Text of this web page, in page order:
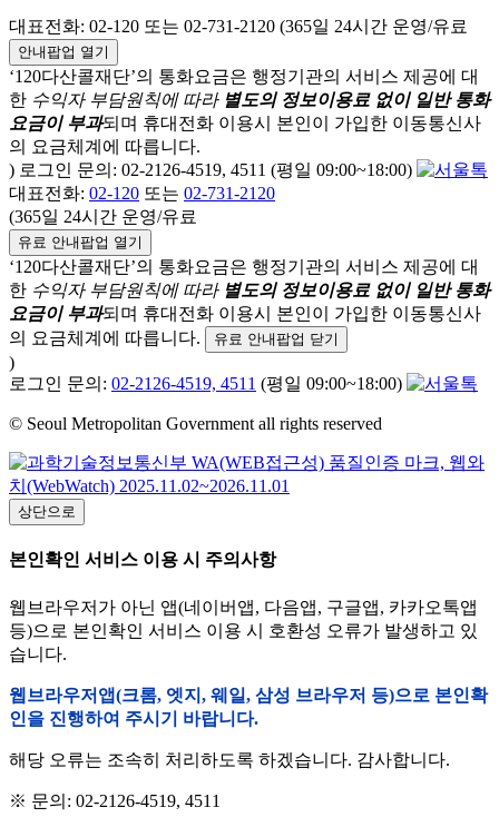
대표전화: 02-120 또는 02-731-2120 (365일 24시간 운영/유료
안내팝업 열기
‘120다산콜재단’의 통화요금은 행정기관의 서비스 제공에 대
한 수익자 부담원칙에 따라 별도의 정보이용료 없이 일반 통화
요금이 부과되며 휴대전화 이용시 본인이 가입한 이동통신사
의 요금체계에 따릅니다.
) 로그인 문의: 02-2126-4519, 4511 (평일 09:00~18:00)
대표전화: 02-120 또는 02-731-2120
(365일 24시간 운영/유료
유료 안내팝업 열기
‘120다산콜재단’의 통화요금은 행정기관의 서비스 제공에 대
한 수익자 부담원칙에 따라 별도의 정보이용료 없이 일반 통화
요금이 부과되며 휴대전화 이용시 본인이 가입한 이동통신사
의 요금체계에 따릅니다.
유료 안내팝업 닫기
)
로그인 문의: 02-2126-4519, 4511 (평일 09:00~18:00)
© Seoul Metropolitan Government all rights reserved
상단으로
본인확인 서비스 이용 시 주의사항
웹브라우저가 아닌 앱(네이버앱, 다음앱, 구글앱, 카카오톡앱
등)으로 본인확인 서비스 이용 시 호환성 오류가 발생하고 있
습니다.
웹브라우저앱(크롬, 엣지, 웨일, 삼성 브라우저 등)으로 본인확
인을 진행하여 주시기 바랍니다.
해당 오류는 조속히 처리하도록 하겠습니다. 감사합니다.
※ 문의: 02-2126-4519, 4511